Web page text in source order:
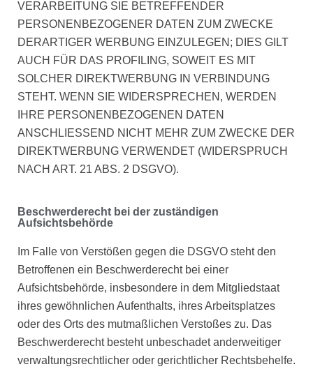
VERARBEITUNG SIE BETREFFENDER
PERSONENBEZOGENER DATEN ZUM ZWECKE
DERARTIGER WERBUNG EINZULEGEN; DIES GILT
AUCH FÜR DAS PROFILING, SOWEIT ES MIT
SOLCHER DIREKTWERBUNG IN VERBINDUNG
STEHT. WENN SIE WIDERSPRECHEN, WERDEN
IHRE PERSONENBEZOGENEN DATEN
ANSCHLIESSEND NICHT MEHR ZUM ZWECKE DER
DIREKTWERBUNG VERWENDET (WIDERSPRUCH
NACH ART. 21 ABS. 2 DSGVO).
Beschwerderecht bei der zuständigen
Aufsichtsbehörde
Im Falle von Verstößen gegen die DSGVO steht den
Betroffenen ein Beschwerderecht bei einer
Aufsichtsbehörde, insbesondere in dem Mitgliedstaat
ihres gewöhnlichen Aufenthalts, ihres Arbeitsplatzes
oder des Orts des mutmaßlichen Verstoßes zu. Das
Beschwerderecht besteht unbeschadet anderweitiger
verwaltungsrechtlicher oder gerichtlicher Rechtsbehelfe.